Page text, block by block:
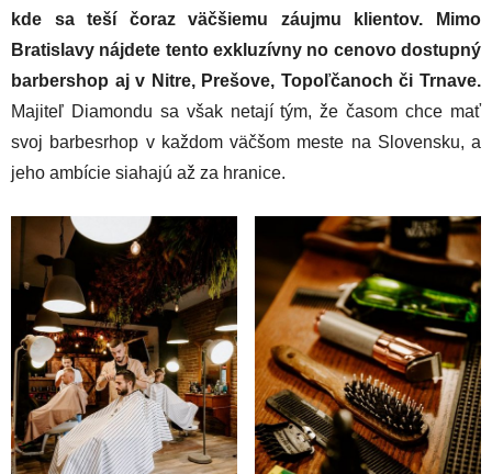
kde sa teší čoraz väčšiemu záujmu klientov. Mimo
Bratislavy nájdete tento exkluzívny no cenovo dostupný
barbershop aj v Nitre, Prešove, Topoľčanoch či Trnave.
Majiteľ Diamondu sa však netají tým, že časom chce mať
svoj barbesrhop v každom väčšom meste na Slovensku, a
jeho ambície siahajú až za hranice.